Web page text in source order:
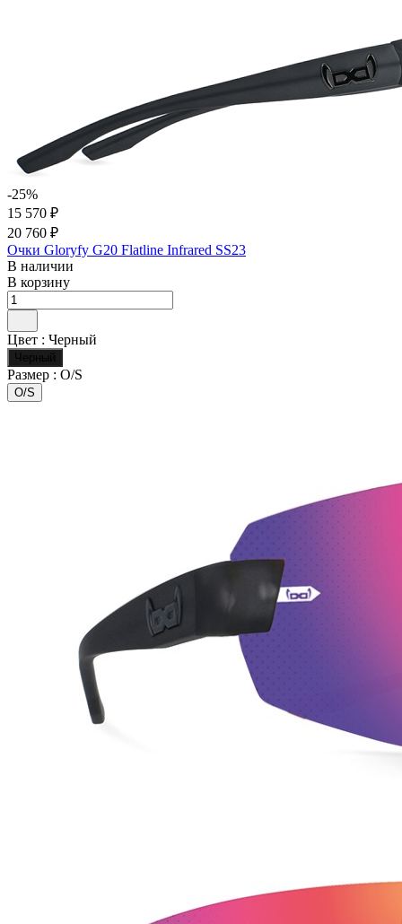
-25%
15 570 ₽
20 760 ₽
Очки Gloryfy G20 Flatline Infrared SS23
В наличии
В корзину
Цвет : Черный
Черный
Размер : O/S
O/S